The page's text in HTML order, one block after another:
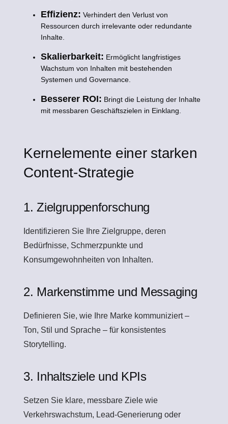
Effizienz: Verhindert den Verlust von
Ressourcen durch irrelevante oder redundante
Inhalte.
Skalierbarkeit: Ermöglicht langfristiges
Wachstum von Inhalten mit bestehenden
Systemen und Governance.
Besserer ROI: Bringt die Leistung der Inhalte
mit messbaren Geschäftszielen in Einklang.
Kernelemente einer starken
Content-Strategie
1. Zielgruppenforschung
Identifizieren Sie Ihre Zielgruppe, deren
Bedürfnisse, Schmerzpunkte und
Konsumgewohnheiten von Inhalten.
2. Markenstimme und Messaging
Definieren Sie, wie Ihre Marke kommuniziert –
Ton, Stil und Sprache – für konsistentes
Storytelling.
3. Inhaltsziele und KPIs
Setzen Sie klare, messbare Ziele wie
Verkehrswachstum, Lead-Generierung oder